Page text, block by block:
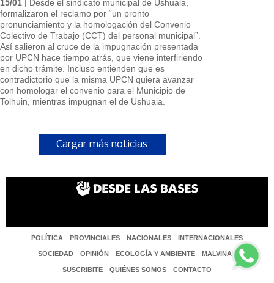
15/01 | Desde el sindicato municipal de Ushuaia,
formalizaron el reclamo por “un pronto
pronunciamiento y la homologación del Convenio
Colectivo de Trabajo (CCT) del personal municipal”.
Así salieron al cruce de la impugnación presentada
por UPCN hace tiempo atrás, que viene interfiriendo
en dicho trámite. Incluso entienden que es
contradictorio que la misma UPCN quiera avanzar
con homologar el convenio para el Municipio de
Tolhuin, mientras impugnan el de Ushuaia.
Cargar más noticias
POLÍTICA PROVINCIALES NACIONALES INTERNACIONALES
SOCIEDAD OPINIÓN ECOLOGÍA Y AMBIENTE MALVINAS
SUSCRIBITE QUIÉNES SOMOS CONTACTO